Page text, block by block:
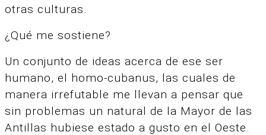
otras culturas.
¿Qué me sostiene?
Un conjunto de ideas acerca de ese ser
humano, el homo-cubanus, las cuales de
manera irrefutable me llevan a pensar que
sin problemas un natural de la Mayor de las
Antillas hubiese estado a gusto en el Oeste.